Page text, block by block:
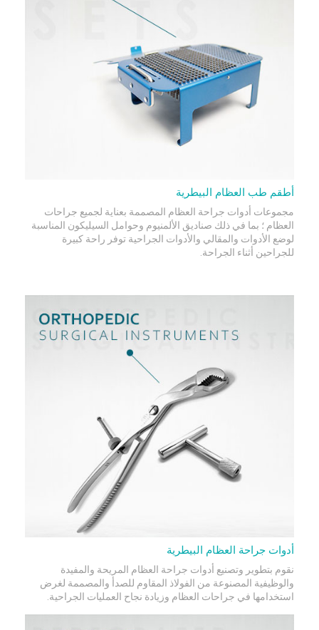
أطقم طب العظام البيطرية
مجموعات أدوات جراحة العظام المصممة بعناية لجميع جراحات
العظام ؛ بما في ذلك صناديق الألمنيوم وحوامل السيليكون المناسبة
لوضع الأدوات والمقالي والأدوات الجراحية توفر راحة كبيرة
للجراحين أثناء الجراحة.
أدوات جراحة العظام البيطرية
نقوم بتطوير وتصنيع أدوات جراحة العظام المريحة والمفيدة
والوظيفية المصنوعة من الفولاذ المقاوم للصدأ والمصممة لغرض
استخدامها في جراحات العظام وزيادة نجاح العمليات الجراحية.